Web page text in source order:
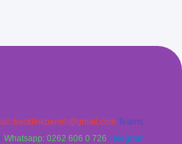
backlinkpaneli@gmail.com Teams:
Whatsapp: 0262 606 0 726 Telegram: